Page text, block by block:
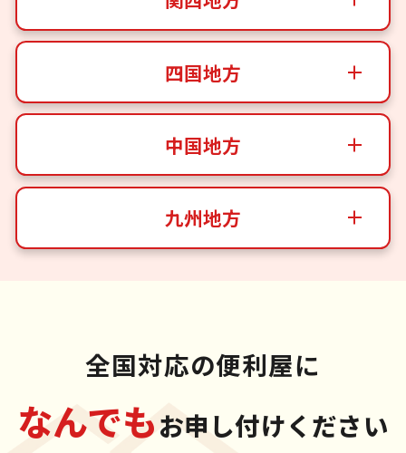
四国地方
中国地方
九州地方
全国対応の便利屋に
なんでもお申し付けください